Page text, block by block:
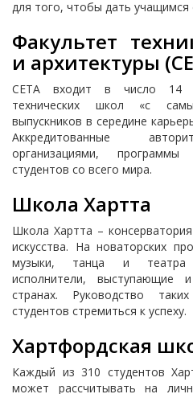
для того, чтобы дать
Факультет
и архитектуры
CETA входит в число 14
технических школ «с
выпускников в середине
Аккредитованные
организациями,
студентов со всего мира.
Школа Хартта
Школа Хартта –
искусства. На новаторских
музыки, танца и театра
исполнители,
странах. Руководство
студентов стремиться к успеху.
Хартфордская
Каждый из 310 студентов
может рассчитывать на